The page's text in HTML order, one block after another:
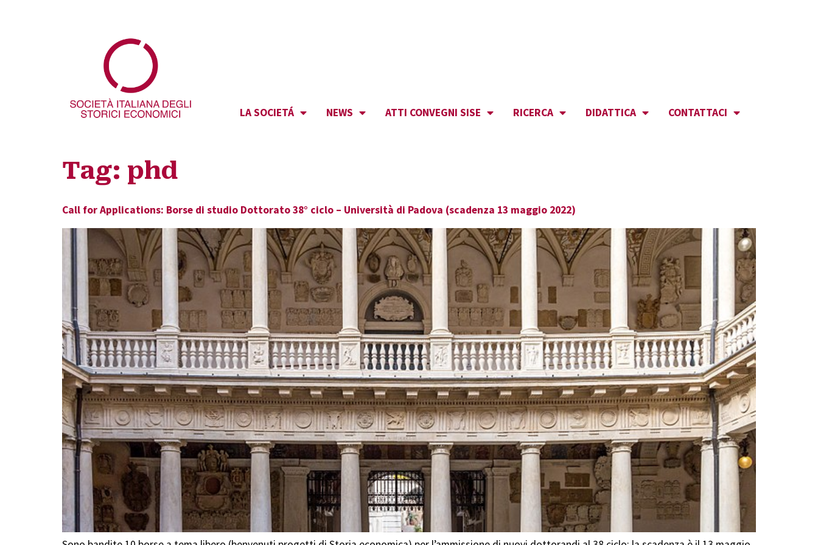
LA SOCIETÁ NEWS ATTI CONVEGNI SISE RICERCA DIDATTICA CONTATTACI
Tag: phd
Call for Applications: Borse di studio Dottorato 38° ciclo – Università di Padova (scadenza 13 maggio 2022)